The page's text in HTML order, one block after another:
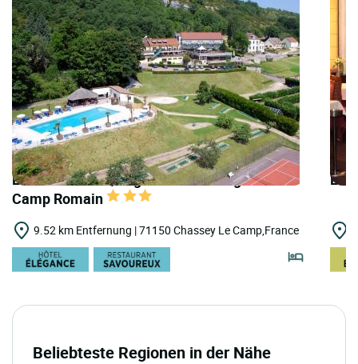
LOGIS HOTELS | Logis Hôtel Auberge du
Camp Romain
9.52 km Entfernung | 71150 Chassey Le Camp,France
Beliebteste Regionen in der Nähe